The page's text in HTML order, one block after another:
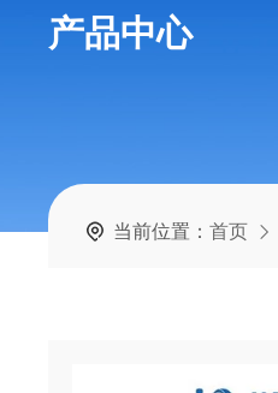
产品中心
当前位置：首页